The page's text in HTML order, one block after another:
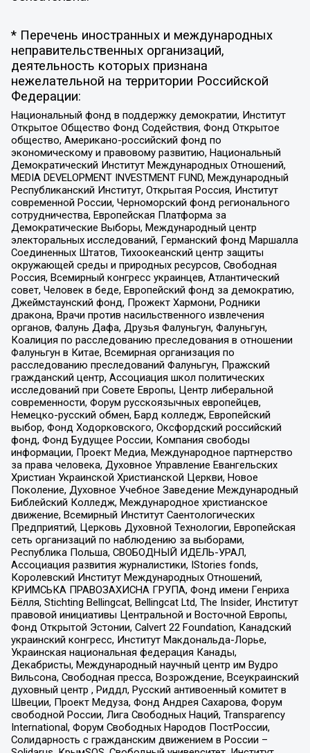
* Перечень иностранных и международных
неправительственных организаций,
деятельность которых признана
нежелательной на территории Российской
Федерации:
Национальный фонд в поддержку демократии, Институт
Открытое Общество Фонд Содействия, Фонд Открытое
общество, Американо-российский фонд по
экономическому и правовому развитию, Национальный
Демократический Институт Международных Отношений,
MEDIA DEVELOPMENT INVESTMENT FUND, Международный
Республиканский Институт, Открытая Россия, Институт
современной России, Черноморский фонд регионального
сотрудничества, Европейская Платформа за
Демократические Выборы, Международный центр
электоральных исследований, Германский фонд Маршалла
Соединенных Штатов, Тихоокеанский центр защиты
окружающей среды и природных ресурсов, Свободная
Россия, Всемирный конгресс украинцев, Атлантический
совет, Человек в беде, Европейский фонд за демократию,
Джеймстаунский фонд, Прожект Хармони, Родники
дракона, Врачи против насильственного извлечения
органов, Фалунь Дафа, Друзья Фалуньгун, Фалуньгун,
Коалиция по расследованию преследования в отношении
Фалуньгун в Китае, Всемирная организация по
расследованию преследований Фалуньгун, Пражский
гражданский центр, Ассоциация школ политических
исследований при Совете Европы, Центр либеральной
современности, Форум русскоязычных европейцев,
Немецко-русский обмен, Бард колледж, Европейский
выбор, Фонд Ходорковского, Оксфордский российский
фонд, Фонд Будущее России, Компания свободы
информации, Проект Медиа, Международное партнерство
за права человека, Духовное Управление Евангельских
Христиан Украинской Христианской Церкви, Новое
Поколение, Духовное Учебное Заведение Международный
Библейский Колледж, Международное христианское
движение, Всемирный Институт Саентологических
Предприятий, Церковь Духовной Технологии, Европейская
сеть организаций по наблюдению за выборами,
Республика Польша, СВОБОДНЫЙ ИДЕЛЬ-УРАЛ,
Ассоциация развития журналистики, IStories fonds,
Королевский Институт Международных Отношений,
КРИМСЬКА ПРАВОЗАХИСНА ГРУПА, Фонд имени Генриха
Бёлля, Stichting Bellingcat, Bellingcat Ltd, The Insider, Институт
правовой инициативы Центральной и Восточной Европы,
Фонд Открытой Эстонии, Calvert 22 Foundation, Канадский
украинский конгресс, Институт Макдональда-Лорье,
Украинская национальная федерация Канады,
Декабристы, Международный научный центр им Вудро
Вильсона, Свободная пресса, Возрождение, Всеукраинский
духовный центр , Риддл, Русский антивоенный комитет в
Швеции, Проект Медуза, Фонд Андрея Сахарова, Форум
свободной России, Лига Свободных Наций, Transparеncy
International, Форум Свободных Народов ПостРоссии,
Солидарность с гражданским движением в России –